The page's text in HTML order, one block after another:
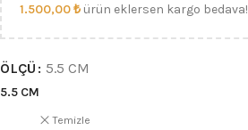
1.500,00₺ ürün eklersen kargo bedava!
ÖLÇÜ 5.5 CM
5.5 CM
Temizle